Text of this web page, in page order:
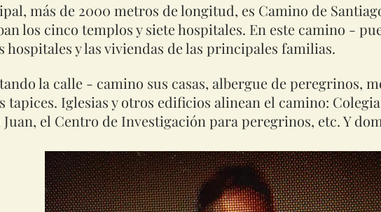
más de 2000 metros de longitud, es Camino de
los cinco templos y siete hospitales. En este camino -
hospitales y las viviendas de las principales familias.
la calle - camino sus casas, albergue de peregrinos,
tapices. Iglesias y otros edificios alinean el camino:
Juan, el Centro de Investigación para peregrinos, etc. Y